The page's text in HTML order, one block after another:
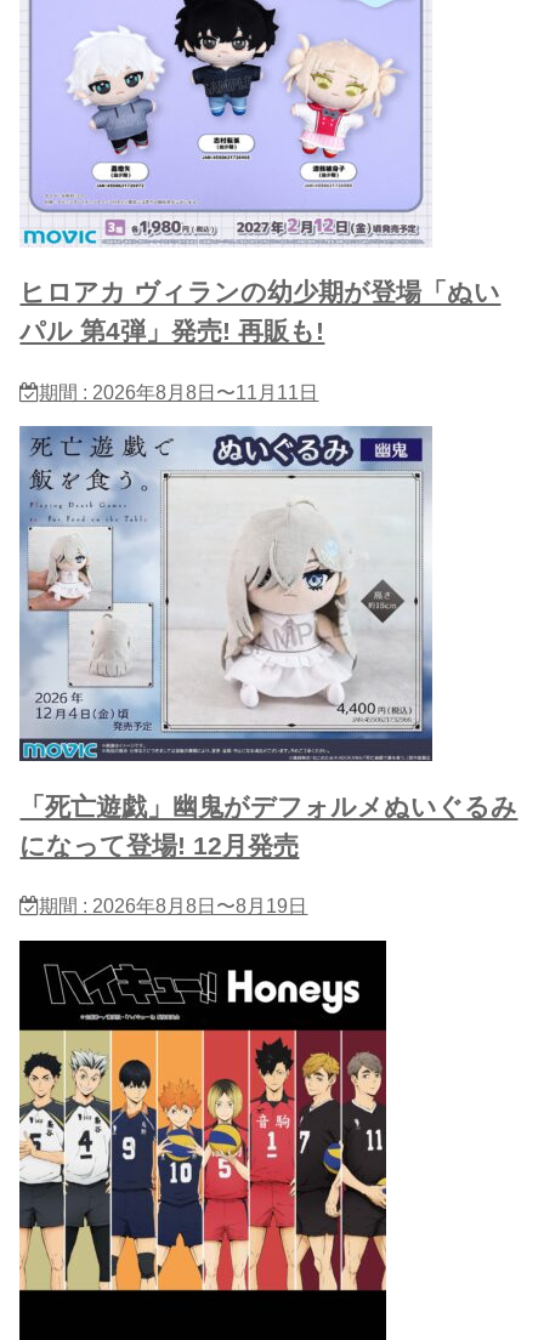
ヒロアカ ヴィランの幼少期が登場「ぬい
パル 第4弾」発売! 再販も!
期間 : 2026年8月8日〜11月11日
「死亡遊戯」幽鬼がデフォルメぬいぐるみ
になって登場! 12月発売
期間 : 2026年8月8日〜8月19日